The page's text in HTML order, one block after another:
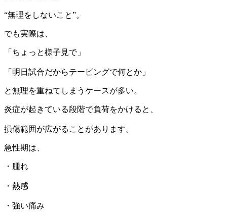
“無理をしないこと”。
でも実際は、
「ちょっと様子見で」
「明日試合だからテーピングで何とか」
と無理を重ねてしまうケースが多い。
炎症が起きている段階で負荷をかけると、
損傷範囲が広がることがあります。
急性期は、
・腫れ
・熱感
・強い痛み